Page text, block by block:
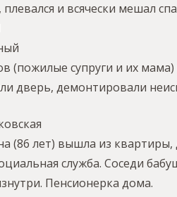
плевался и всячески мешал
(пожилые супруги и их
дверь, демонтировали
(86 лет) вышла из квартиры,
служба. Соседи
Пенсионерка дома.